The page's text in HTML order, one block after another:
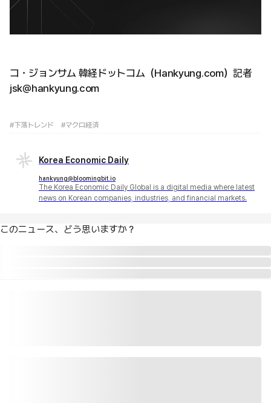
コ・ジョンサム 韓経ドットコム（Hankyung.com）記者
jsk@hankyung.com
#下落トレンド #マクロ経済
Korea Economic Daily
hankyung@bloomingbit.io
The Korea Economic Daily Global is a digital media where latest
news on Korean companies, industries, and financial markets.
このニュース、どう思いますか？